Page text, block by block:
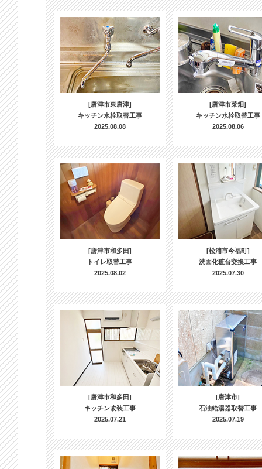
[唐津市東唐津]
キッチン水栓取替工事
2025.08.08
[唐津市菜畑]
キッチン水栓取替工事
2025.08.06
[唐津市和多田]
トイレ取替工事
2025.08.02
[松浦市今福町]
洗面化粧台交換工事
2025.07.30
[唐津市和多田]
キッチン改装工事
2025.07.21
[唐津市]
石油給湯器取替工事
2025.07.19